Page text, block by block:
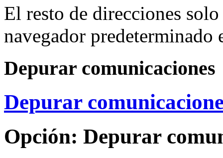
El resto de direcciones
navegador predeterminado
Depurar comunicaciones
Depurar
Opción: Depurar